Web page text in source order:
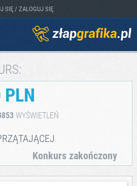
SIĘ / ZALOGUJ SIĘ
WYŚWIETLEŃ
Konkurs zakończony